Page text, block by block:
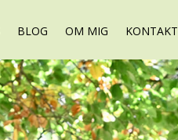
BLOG OM MIG KONTAKT